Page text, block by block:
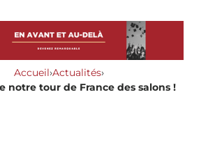
Accueil›Actualités›
notre tour de France des salons !